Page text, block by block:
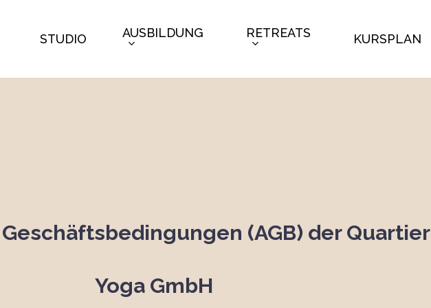
STUDIO AUSBILDUNG RETREATS KURSPLAN
(AGB) der Quartier
Yoga GmbH